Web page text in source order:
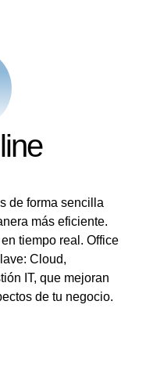
de forma sencilla
más eficiente.
tiempo real. Office
Cloud,
IT, que mejoran
de tu negocio.